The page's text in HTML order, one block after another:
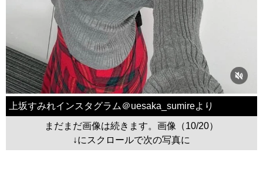
上坂すみれインスタグラム＠uesaka_sumireより
まだまだ画像は続きます。画像（10/20）
↓にスクロールで次の写真に